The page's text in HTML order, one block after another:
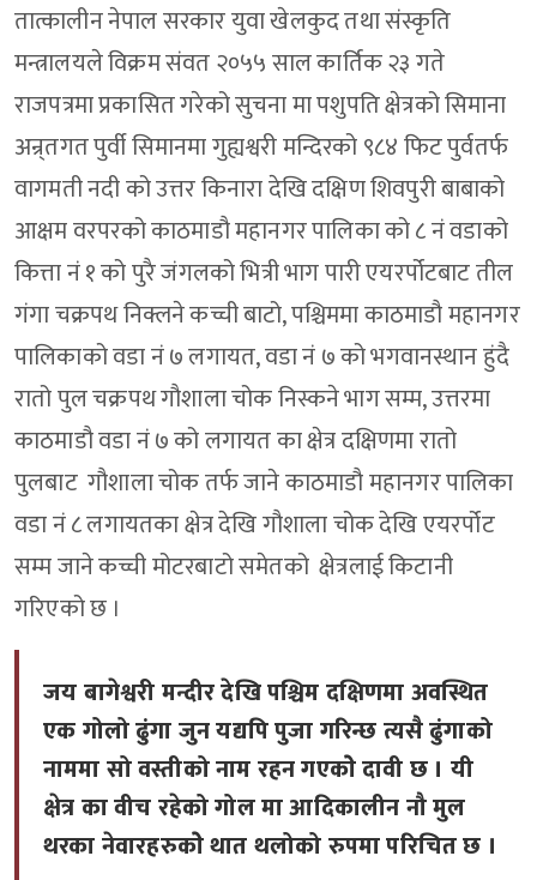
तात्कालीन नेपाल सरकार युवा खेलकुद तथा संस्कृति
मन्त्रालयले विक्रम संवत २०५५ साल कार्तिक २३ गते
राजपत्रमा प्रकासित गरेको सुचना मा पशुपति क्षेत्रको सिमाना
अन्र्तगत पुर्वी सिमानमा गुह्यश्वरी मन्दिरको ९८४ फिट पुर्वतर्फ
वागमती नदी को उत्तर किनारा देखि दक्षिण शिवपुरी बाबाको
आक्षम वरपरको काठमाडौ महानगर पालिका को ८ नं वडाको
कित्ता नं १ को पुरै जंगलको भित्री भाग पारी एयरर्पोटबाट तील
गंगा चक्रपथ निक्लने कच्ची बाटो, पश्चिममा काठमाडौ महानगर
पालिकाको वडा नं ७ लगायत, वडा नं ७ को भगवानस्थान हुंदै
रातो पुल चक्रपथ गौशाला चोक निस्कने भाग सम्म, उत्तरमा
काठमाडौ वडा नं ७ को लगायत का क्षेत्र दक्षिणमा रातो
पुलबाट गौशाला चोक तर्फ जाने काठमाडौ महानगर पालिका
वडा नं ८ लगायतका क्षेत्र देखि गौशाला चोक देखि एयरर्पोट
सम्म जाने कच्ची मोटरबाटो समेतको क्षेत्रलाई किटानी
गरिएको छ ।
जय बागेश्वरी मन्दीर देखि पश्चिम दक्षिणमा अवस्थित
एक गोलो ढुंगा जुन यद्यपि पुजा गरिन्छ त्यसै ढुंगाको
नाममा सो वस्तीको नाम रहन गएकोे दावी छ । यी
क्षेत्र का वीच रहेको गोल मा आदिकालीन नौ मुल
थरका नेवारहरुकोे थात थलोको रुपमा परिचित छ ।